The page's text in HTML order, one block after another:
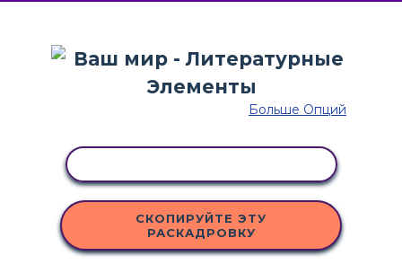
Больше Опций
СКОПИРУЙТЕ ЭТУ
РАСКАДРОВКУ